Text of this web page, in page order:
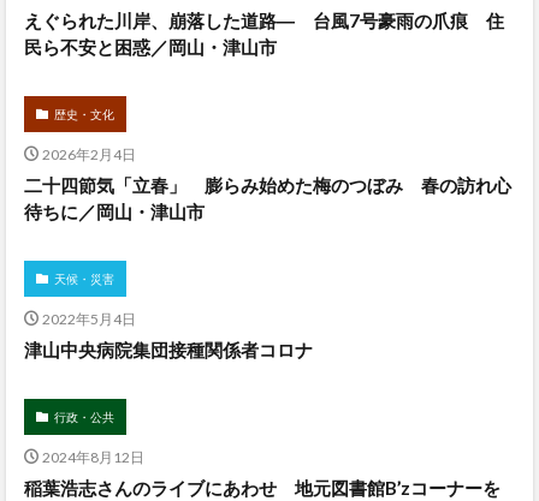
えぐられた川岸、崩落した道路― 台風7号豪雨の爪痕 住
民ら不安と困惑／岡山・津山市
歴史・文化
2026年2月4日
二十四節気「立春」 膨らみ始めた梅のつぼみ 春の訪れ心
待ちに／岡山・津山市
天候・災害
2022年5月4日
津山中央病院集団接種関係者コロナ
行政・公共
2024年8月12日
稲葉浩志さんのライブにあわせ 地元図書館B’zコーナーを